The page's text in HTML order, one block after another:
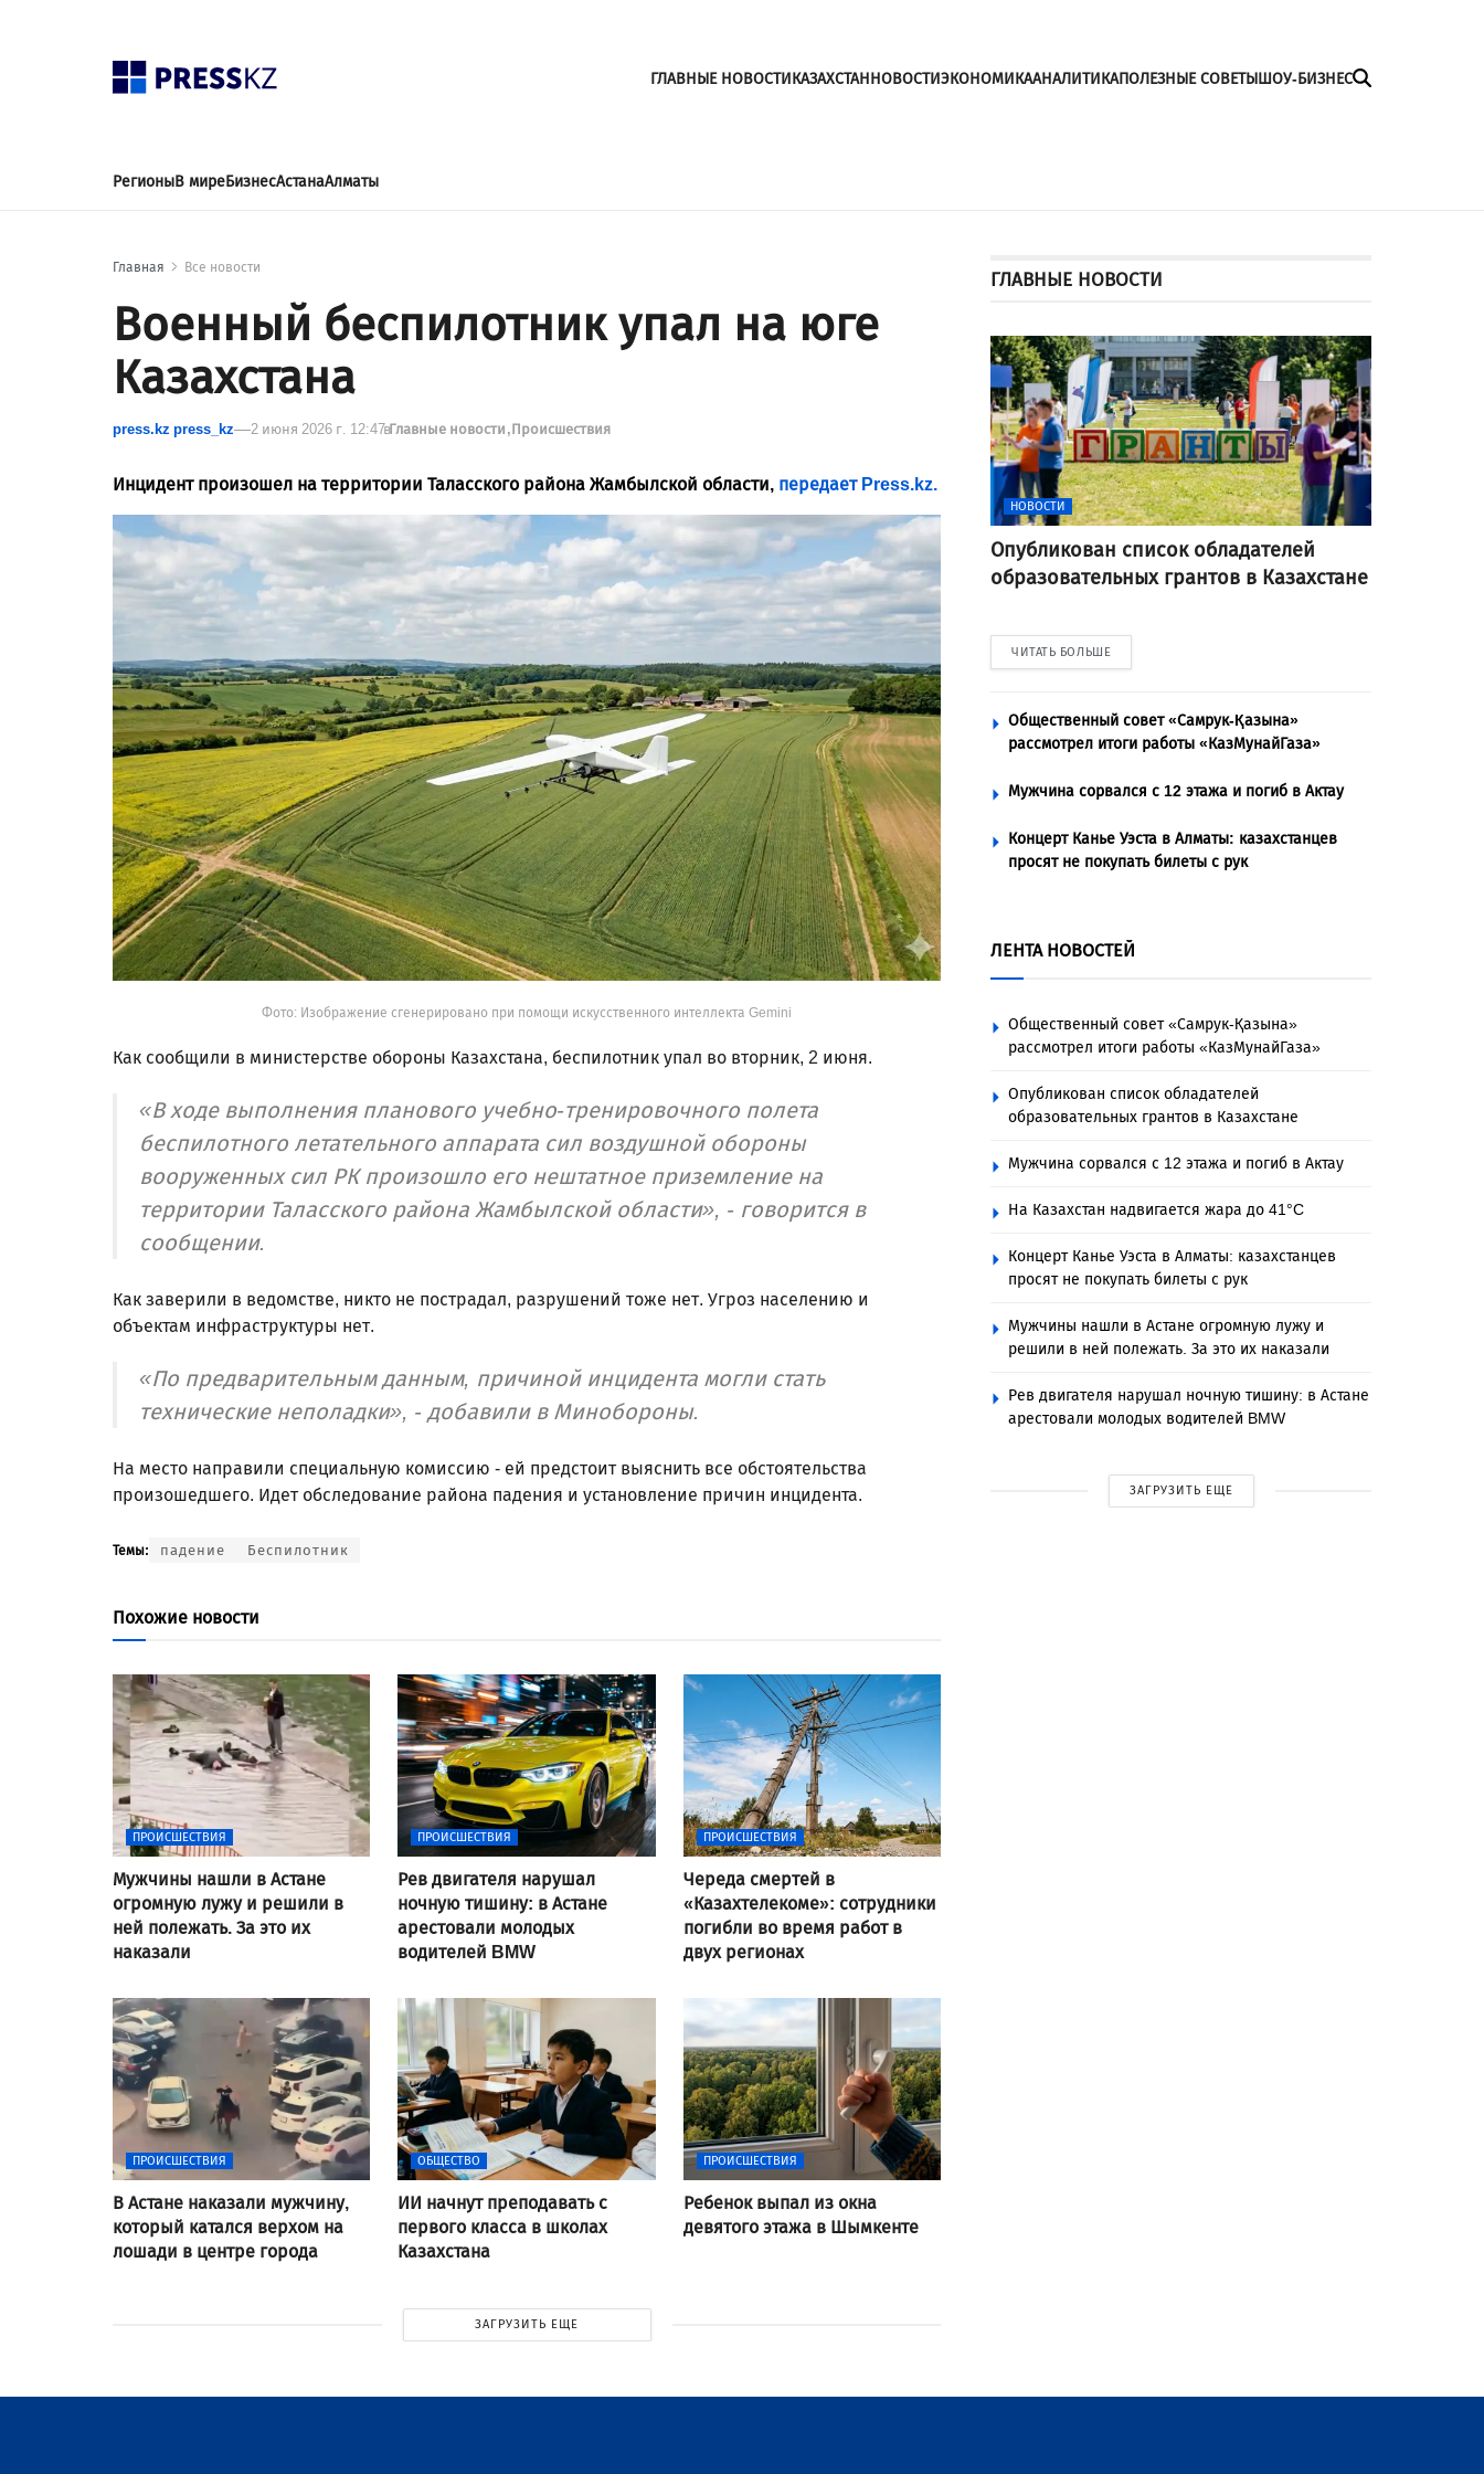
ГЛАВНЫЕ НОВОСТИКАЗАХСТАННОВОСТИЭКОНОМИКААНАЛИТИКАПОЛЕЗНЫЕ СОВЕТЫШОУ-БИЗНЕС
РегионыВ миреБизнесАстанаАлматы
Главная Все новости
Военный беспилотник упал на юге
Казахстана
press.kz press_kz 2 июня 2026 г. 12:47вГлавные новости Происшествия
Инцидент произошел на территории Таласского района Жамбылской области, передает Press.kz.
Фото: Изображение сгенерировано при помощи искусственного интеллекта Gemini
Как сообщили в министерстве обороны Казахстана, беспилотник упал во вторник, 2 июня.
«В ходе выполнения планового учебно-тренировочного полета
беспилотного летательного аппарата сил воздушной обороны
вооруженных сил РК произошло его нештатное приземление на
территории Таласского района Жамбылской области», - говорится в
сообщении.
Как заверили в ведомстве, никто не пострадал, разрушений тоже нет. Угроз населению и
объектам инфраструктуры нет.
«По предварительным данным, причиной инцидента могли стать
технические неполадки», - добавили в Минобороны.
На место направили специальную комиссию - ей предстоит выяснить все обстоятельства
произошедшего. Идет обследование района падения и установление причин инцидента.
Темы: падение Беспилотник
Похожие новости
ПРОИСШЕСТВИЯ
Мужчины нашли в Астане
огромную лужу и решили в
ней полежать. За это их
наказали
ПРОИСШЕСТВИЯ
Рев двигателя нарушал
ночную тишину: в Астане
арестовали молодых
водителей BMW
ПРОИСШЕСТВИЯ
Череда смертей в
«Казахтелекоме»: сотрудники
погибли во время работ в
двух регионах
ПРОИСШЕСТВИЯ
В Астане наказали мужчину,
который катался верхом на
лошади в центре города
ОБЩЕСТВО
ИИ начнут преподавать с
первого класса в школах
Казахстана
ПРОИСШЕСТВИЯ
Ребенок выпал из окна
девятого этажа в Шымкенте
ЗАГРУЗИТЬ ЕЩЕ
ГЛАВНЫЕ НОВОСТИ
НОВОСТИ
Опубликован список обладателей
образовательных грантов в Казахстане
ЧИТАТЬ БОЛЬШЕ
Общественный совет «Самрук-Қазына»
рассмотрел итоги работы «КазМунайГаза»
Мужчина сорвался с 12 этажа и погиб в Актау
Концерт Канье Уэста в Алматы: казахстанцев
просят не покупать билеты с рук
ЛЕНТА НОВОСТЕЙ
Общественный совет «Самрук-Қазына»
рассмотрел итоги работы «КазМунайГаза»
Опубликован список обладателей
образовательных грантов в Казахстане
Мужчина сорвался с 12 этажа и погиб в Актау
На Казахстан надвигается жара до 41°C
Концерт Канье Уэста в Алматы: казахстанцев
просят не покупать билеты с рук
Мужчины нашли в Астане огромную лужу и
решили в ней полежать. За это их наказали
Рев двигателя нарушал ночную тишину: в Астане
арестовали молодых водителей BMW
ЗАГРУЗИТЬ ЕЩЕ